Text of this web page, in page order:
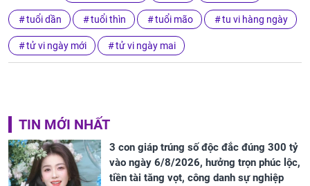
tuổi dần tuổi thìn tuổi mão tu vi hàng ngày
tử vi ngày mới tử vi ngày mai
TIN MỚI NHẤT
3 con giáp trúng số độc đắc đúng 300 tỷ
vào ngày 6/8/2026, hưởng trọn phúc lộc,
tiền tài tăng vọt, công danh sự nghiệp